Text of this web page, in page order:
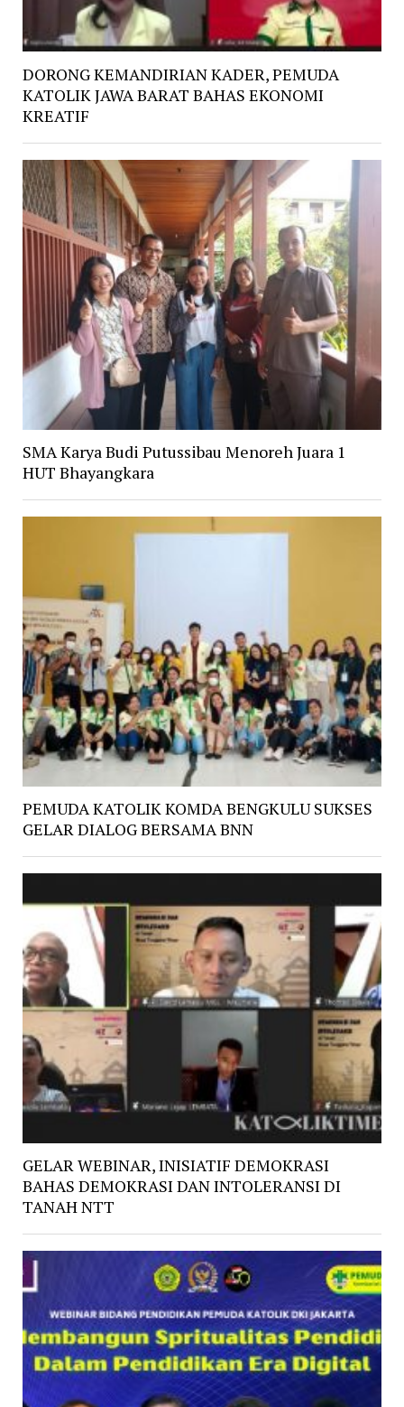
DORONG KEMANDIRIAN KADER, PEMUDA
KATOLIK JAWA BARAT BAHAS EKONOMI
KREATIF
SMA Karya Budi Putussibau Menoreh Juara 1
HUT Bhayangkara
PEMUDA KATOLIK KOMDA BENGKULU SUKSES
GELAR DIALOG BERSAMA BNN
GELAR WEBINAR, INISIATIF DEMOKRASI
BAHAS DEMOKRASI DAN INTOLERANSI DI
TANAH NTT